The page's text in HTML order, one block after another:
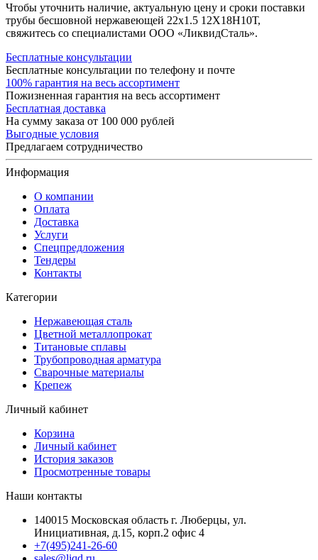
Чтобы уточнить наличие, актуальную цену и сроки поставки
трубы бесшовной нержавеющей 22х1.5 12Х18Н10Т,
свяжитесь со специалистами ООО «ЛиквидСталь».
Бесплатные консультации
Бесплатные консультации по телефону и почте
100% гарантия на весь ассортимент
Пожизненная гарантия на весь ассортимент
Бесплатная доставка
На сумму заказа от 100 000 рублей
Выгодные условия
Предлагаем сотрудничество
Информация
О компании
Оплата
Доставка
Услуги
Спецпредложения
Тендеры
Контакты
Категории
Нержавеющая сталь
Цветной металлопрокат
Титановые сплавы
Трубопроводная арматура
Сварочные материалы
Крепеж
Личный кабинет
Корзина
Личный кабинет
История заказов
Просмотренные товары
Наши контакты
140015 Московская область г. Люберцы, ул.
Инициативная, д.15, корп.2 офис 4
+7(495)241-26-60